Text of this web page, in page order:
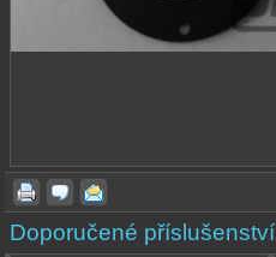
Doporučené příslušenství